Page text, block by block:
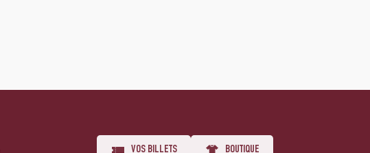
VOS BILLETS BOUTIQUE